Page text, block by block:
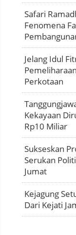
Safari
Fenomena
Jelang Idul
Perkotaan
Kekayaan
Rp10 Miliar
Sukseskan
Serukan
Jumat
Kejagung
Dari Kejati